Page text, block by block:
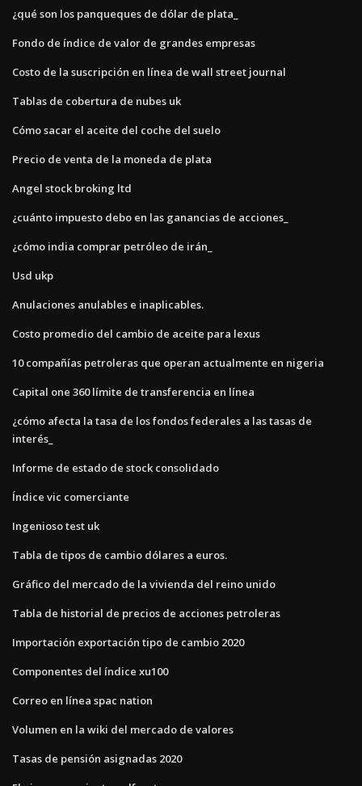
¿qué son los panqueques de dólar de plata_
Fondo de índice de valor de grandes empresas
Costo de la suscripción en línea de wall street journal
Tablas de cobertura de nubes uk
Cómo sacar el aceite del coche del suelo
Precio de venta de la moneda de plata
Angel stock broking ltd
¿cuánto impuesto debo en las ganancias de acciones_
¿cómo india comprar petróleo de irán_
Usd ukp
Anulaciones anulables e inaplicables.
Costo promedio del cambio de aceite para lexus
10 compañías petroleras que operan actualmente en nigeria
Capital one 360 ​​límite de transferencia en línea
¿cómo afecta la tasa de los fondos federales a las tasas de
interés_
Informe de estado de stock consolidado
Índice vic comerciante
Ingenioso test uk
Tabla de tipos de cambio dólares a euros.
Gráfico del mercado de la vivienda del reino unido
Tabla de historial de precios de acciones petroleras
Importación exportación tipo de cambio 2020
Componentes del índice xu100
Correo en línea spac nation
Volumen en la wiki del mercado de valores
Tasas de pensión asignadas 2020